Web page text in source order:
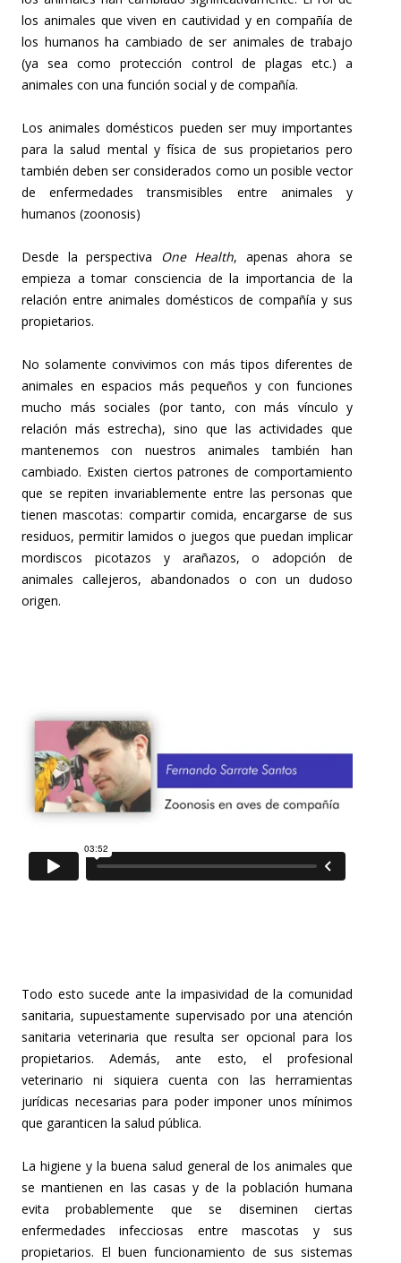
los animales que viven en cautividad y en compañía de
los humanos ha cambiado de ser animales de trabajo
(ya sea como protección control de plagas etc.) a
animales con una función social y de compañía.
Los animales domésticos pueden ser muy importantes
para la salud mental y física de sus propietarios pero
también deben ser considerados como un posible vector
de enfermedades transmisibles entre animales y
humanos (zoonosis)
Desde la perspectiva One Health, apenas ahora se
empieza a tomar consciencia de la importancia de la
relación entre animales domésticos de compañía y sus
propietarios.
No solamente convivimos con más tipos diferentes de
animales en espacios más pequeños y con funciones
mucho más sociales (por tanto, con más vínculo y
relación más estrecha), sino que las actividades que
mantenemos con nuestros animales también han
cambiado. Existen ciertos patrones de comportamiento
que se repiten invariablemente entre las personas que
tienen mascotas: compartir comida, encargarse de sus
residuos, permitir lamidos o juegos que puedan implicar
mordiscos picotazos y arañazos, o adopción de
animales callejeros, abandonados o con un dudoso
origen.
Todo esto sucede ante la impasividad de la comunidad
sanitaria, supuestamente supervisado por una atención
sanitaria veterinaria que resulta ser opcional para los
propietarios. Además, ante esto, el profesional
veterinario ni siquiera cuenta con las herramientas
jurídicas necesarias para poder imponer unos mínimos
que garanticen la salud pública.
La higiene y la buena salud general de los animales que
se mantienen en las casas y de la población humana
evita probablemente que se diseminen ciertas
enfermedades infecciosas entre mascotas y sus
propietarios. El buen funcionamiento de sus sistemas